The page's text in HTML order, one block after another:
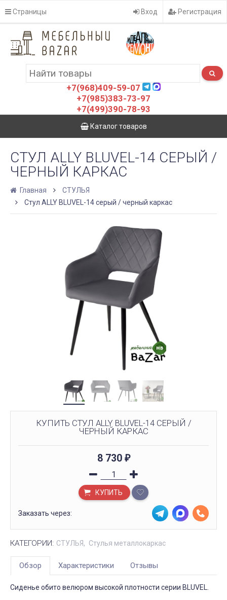
Страницы Вход Регистрация
+7(968)409-59-07
+7(985)383-73-97
+7(499)390-78-93
Каталог товаров
СТУЛ ALLY BLUVEL-14 СЕРЫЙ /
ЧЕРНЫЙ КАРКАС
Главная
СТУЛЬЯ
Стул ALLY BLUVEL-14 серый / черный каркас
КУПИТЬ СТУЛ ALLY BLUVEL-14 СЕРЫЙ /
ЧЕРНЫЙ КАРКАС
8 730 ₽
КУПИТЬ
Заказать через:
КАТЕГОРИИ: СТУЛЬЯ Стулья металлокаркас
Обзор Характеристики Отзывы
Сиденье обито велюром высокой плотности серии BLUVEL.